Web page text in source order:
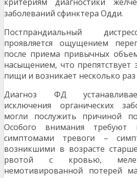
критериям диагностики
заболеваний сфинктера Одди.
Постпрандиальный
проявляется ощущением
после приема привычных
насыщением, что
пищи и возникает несколько
Диагноз ФД
исключения органических
могли послужить причиной
Особого внимания
симптомами тревоги –
возникшими в возрасте
рвотой с кровью,
немотивированной потерей